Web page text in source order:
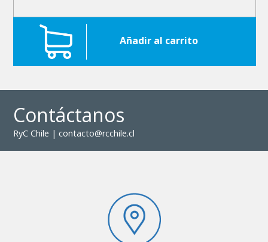
Añadir al carrito
Contáctanos
RyC Chile | contacto@rcchile.cl